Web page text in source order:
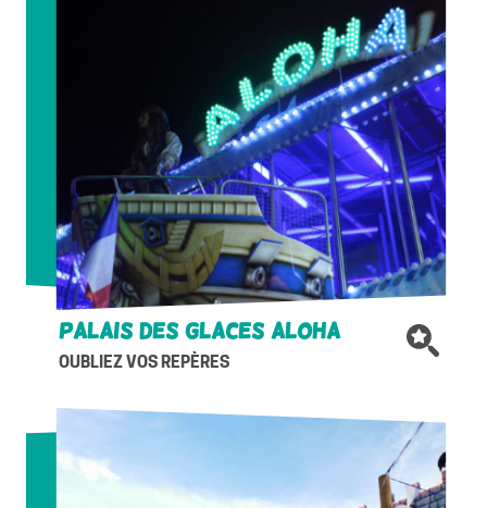
Palais des glaces Aloha
OUBLIEZ VOS REPÈRES